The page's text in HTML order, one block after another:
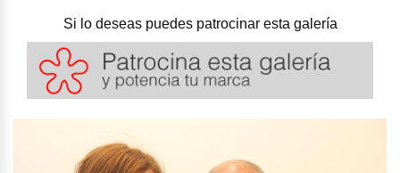
Si lo deseas puedes patrocinar esta galería